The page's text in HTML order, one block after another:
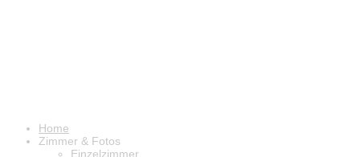
Home
Zimmer & Fotos
Einzelzimmer